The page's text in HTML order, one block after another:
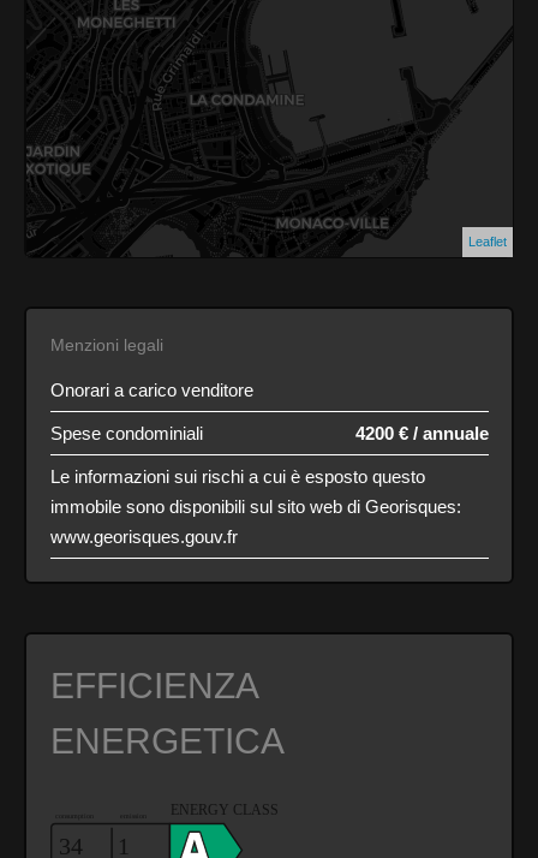
Leaflet
Menzioni legali
Onorari a carico venditore
Spese condominiali 4200 € / annuale
Le informazioni sui rischi a cui è esposto questo
immobile sono disponibili sul sito web di Georisques:
www.georisques.gouv.fr
EFFICIENZA
ENERGETICA